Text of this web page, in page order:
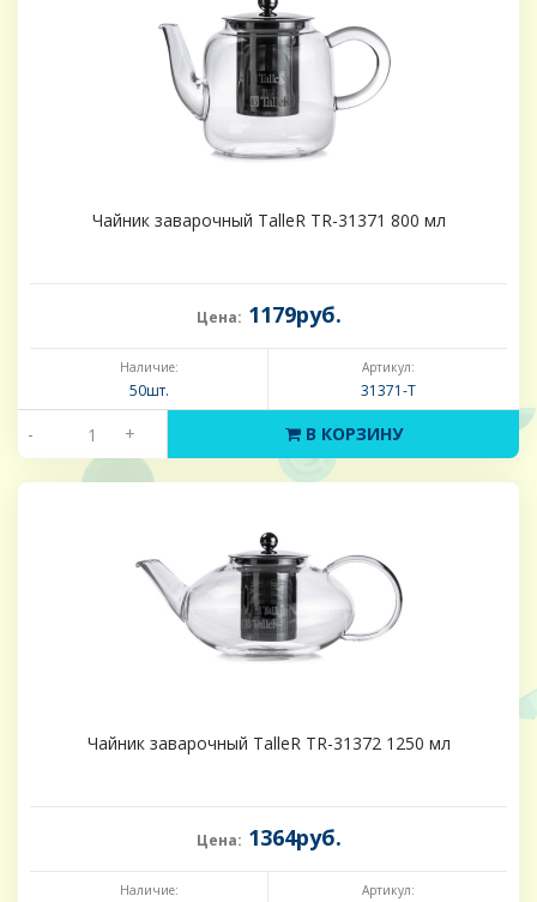
Чайник заварочный TalleR TR-31371 800 мл
Цена: 1179руб.
Наличие:
50шт.
Артикул:
31371-Т
- + В КОРЗИНУ
Чайник заварочный TalleR TR-31372 1250 мл
Цена: 1364руб.
Наличие: Артикул: